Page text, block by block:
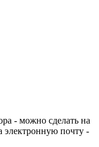
- можно сделать на
почту -